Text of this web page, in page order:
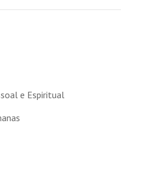
e Espiritual